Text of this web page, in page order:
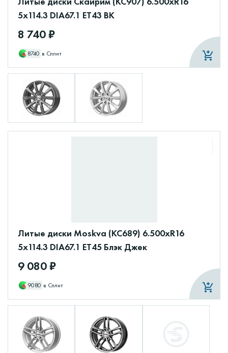
5x114.3 DIA67.1 ET43 BK
8 740 ₽
8740 в Сплит
Литые диски Moskva (КС689) 6.500xR16
5x114.3 DIA67.1 ET45 Блэк Джек
9 080 ₽
9080 в Сплит